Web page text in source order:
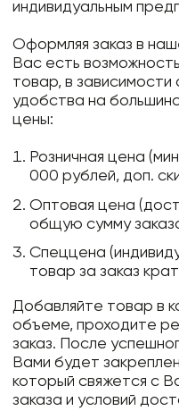
индивидуальным
Оформляя заказ в
Вас есть
товар, в
удобства на
цены:
Розничная цена
000 рублей, доп.
Оптовая цена
общую сумму
Спеццена
товар за заказ
Добавляйте товар в
объеме, проходите
заказ. После
Вами будет
который свяжется с
заказа и условий